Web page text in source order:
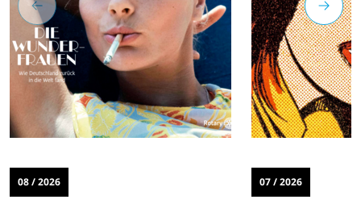
08 / 2026 07 / 2026